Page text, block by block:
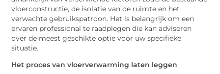
vloerconstructie, de isolatie van de ruimte en het
verwachte gebruikspatroon. Het is belangrijk om een
ervaren professional te raadplegen die kan adviseren
over de meest geschikte optie voor uw specifieke
situatie.
Het proces van vloerverwarming laten leggen